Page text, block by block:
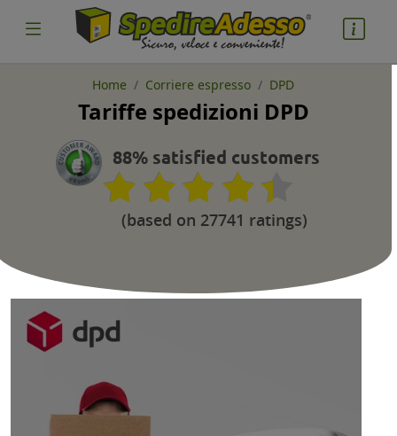
cosa spedire
Pacco
Nazione partenza
Nazione arrivo
quantità
1
Home Corriere espresso DPD
Tariffe spedizioni DPD
88% satisfied customers
(based on 27741 ratings)